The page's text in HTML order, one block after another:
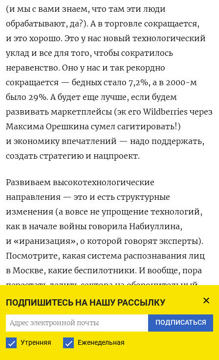
ПОДПИШИТЕСЬ НА НАШУ РАССЫЛКУ
ПОДПИСАТЬСЯ
Утренняя Еженедельная
(и мы с вами знаем, что там эти люди
обрабатывают, да?). А в торговле сокращается,
и это хорошо. Это у нас новый технологический
уклад и все для того, чтобы сократилось
неравенство. Оно у нас и так рекордно
сокращается — бедных стало 7,2%, а в 2000-м
было 29%. А будет еще лучше, если будем
развивать маркетплейсы (эк его Wildberries через
Максима Орешкина сумел сагитировать!)
и экономику впечатлений — надо поддержать,
создать стратегию и нацпроект.
Развиваем высокотехнологические
направления — это и есть структурные
изменения (а вовсе не упрощение технологий,
как в начале войны говорила Набиуллина,
и «иранизация», о которой говорят эксперты).
Посмотрите, какая система распознавания лиц
в Москве, какие беспилотники. И вообще, пора
перестать делить сектора на оборонительный
и гражданский, общее дело делаем,
а то и продукцию двойного назначения.
Конкурентоспособность важна, но должна
базироваться на собственных технологических